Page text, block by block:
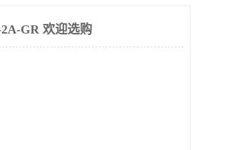
GR 欢迎选购